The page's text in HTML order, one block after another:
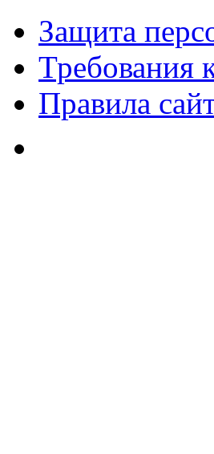
Защита
Требования
Правила